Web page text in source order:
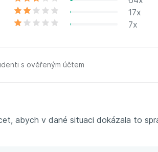
17x
7x
s ověřeným účtem
abych v dané situaci dokázala to